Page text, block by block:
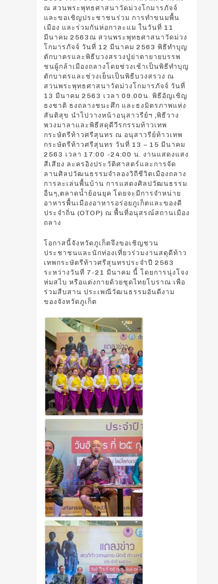
ณ สวนพระพุทธศาสนาวัดม่วงโกมารภัจจ์
และขอเชิญประชาชนร่วม การทำขนมพื้น
เมือง และร่วมกันห่อกาละแม ในวันที่ 11
มีนาคม 2563ณ สวนพระพุทธศาสนาวัดม่วง
โกมารภัจจ์ วันที่ 12 มีนาคม 2563 พิธีทำบุญ
ตักบาตรและพิธีบวงสรวงปู่ย่าตายายบรรพ
ชนผู้กล้าเมืองถลางโดยช่วงเช้าเป็นพิธีทำบุญ
ตักบาตรและช่วงเย็นเป็นพิธีบวงสรวง ณ
สวนพระพุทธศาสนาวัดม่วงโกมารภัจจ์ วันที่
13 มีนาคม 2563 เวลา 09.00น. พิธีอัญเชิญ
ธงชาติ ธงถลางชนะศึก และธงมิตรภาพแห่ง
สันติสุข นำไปวางหน้าอนุสาวรีย์ฯ ,พิธีวาง
พวงมาลาและพิธีสดุดีวีรกรรมท้าวเทพ
กระษัตรีท้าวศรีสุนทร ณ อนุสาวรีย์ท้าวเทพ
กระษัตรีท้าวศรีสุนทร วันที่ 13 – 15 มีนาคม
2563 เวลา 17:00 -24:00 น. งานแสดงแสง
สีเสียง ละครอิงประวัติศาสตร์และการจัด
ลานศิลปวัฒนธรรมจำลองวิถีชีวิตเมืองถลาง
การละเล่นพื้นบ้าน การแสดงศิลปวัฒนธรรม
อื่นๆ,ตลาดน้ำย้อนยุค โดยจะมีการจำหน่าย
อาหารพื้นเมืองอาหารอร่อยภูเก็ตและของดี
ประจำถิ่น (OTOP) ณ พื้นที่อนุสรณ์สถานเมือง
ถลาง
โอกาสนี้จังหวัดภูเก็ตจึงขอเชิญชวน
ประชาชนและนักท่องเที่ยวร่วมงานสดุดีท้าว
เทพกระษัตรีท้าวศรีสุนทรประจำปี 2563
ระหว่างวันที่ 7-21 มีนาคม นี้ โดยการนุ่งโจง
ห่มสไบ หรือแต่งกายด้วยชุดไทยโบราณ เพื่อ
ร่วมสืบสาน ประเพณีวัฒนธรรมอันดีงาม
ของจังหวัดภูเก็ต